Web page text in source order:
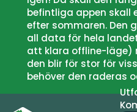
befintliga appen skall
efter sommaren. Den
all data för hela
att klara offline-läge)
den blir för stor för
behöver den raderas